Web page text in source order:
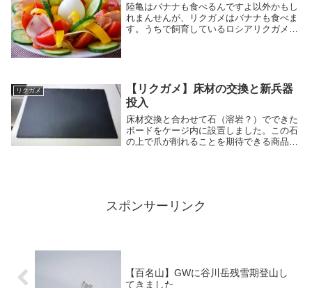
陸亀はバナナも食べるんですよ以外かもし
れまんせんが、リクガメはバナナも食べま
す。うちで飼育しているロシアリクガメは
リクガメ
【リクガメ】床材の交換と新兵器
投入
床材交換と合わせて石（溶岩？）でできた
ボードをケージ内に設置しました。この石
の上で爪が削れることを期待できる商品の
スポンサーリンク
【百名山】GWに谷川岳残雪期登山し
てきました